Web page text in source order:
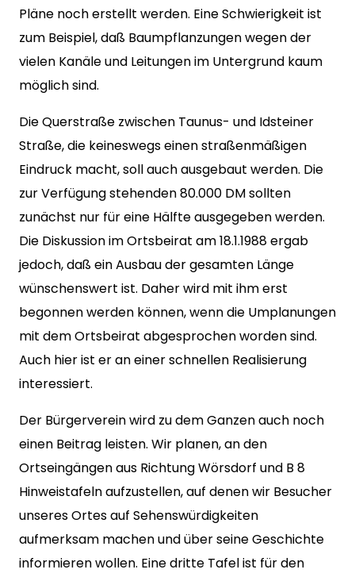
Pläne noch erstellt werden. Eine Schwierigkeit ist
zum Beispiel, daß Baumpflanzungen wegen der
vielen Kanäle und Leitungen im Untergrund kaum
möglich sind.
Die Querstraße zwischen Taunus- und Idsteiner
Straße, die keineswegs einen straßenmäßigen
Eindruck macht, soll auch ausgebaut werden. Die
zur Verfügung stehenden 80.000 DM sollten
zunächst nur für eine Hälfte ausgegeben werden.
Die Diskussion im Ortsbeirat am 18.1.1988 ergab
jedoch, daß ein Ausbau der gesamten Länge
wünschenswert ist. Daher wird mit ihm erst
begonnen werden können, wenn die Umplanungen
mit dem Ortsbeirat abgesprochen worden sind.
Auch hier ist er an einer schnellen Realisierung
interessiert.
Der Bürgerverein wird zu dem Ganzen auch noch
einen Beitrag leisten. Wir planen, an den
Ortseingängen aus Richtung Wörsdorf und B 8
Hinweistafeln aufzustellen, auf denen wir Besucher
unseres Ortes auf Sehenswürdigkeiten
aufmerksam machen und über seine Geschichte
informieren wollen. Eine dritte Tafel ist für den